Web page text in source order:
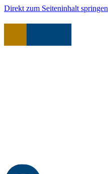
Direkt zum Seiteninhalt springen